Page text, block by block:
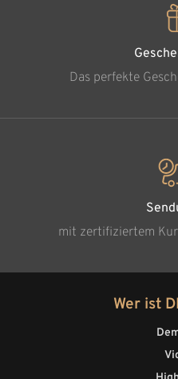
Das perfekte
mit zertifiziertem
Wer ist